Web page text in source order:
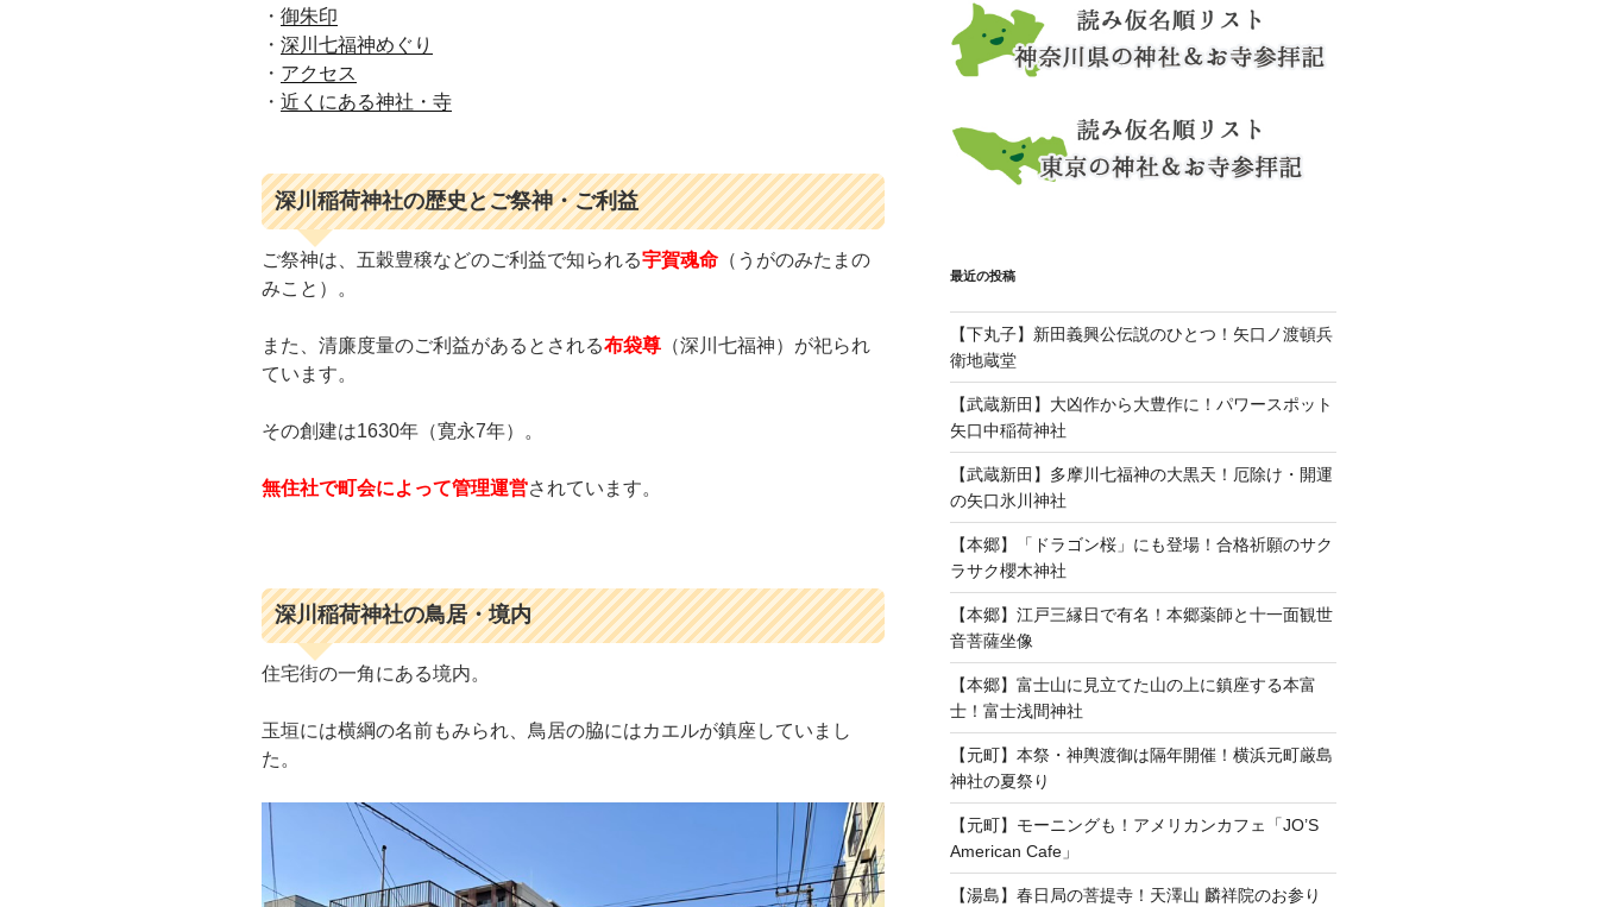
・ 御朱印
・ 深川七福神めぐり
・ アクセス
・ 近くにある神社・寺
深川稲荷神社の歴史とご祭神・ご利益
ご祭神は、五穀豊穣などのご利益で知られる宇賀魂命 （うがのみたまの
みこと）。
また、清廉度量のご利益があるとされる布袋尊 （深川七福神）が祀られ
ています。
その創建は1630年（寛永7年）。
無住社で町会によって管理運営されています。
深川稲荷神社の鳥居・境内
住宅街の一角にある境内。
玉垣には横綱の名前もみられ、鳥居の脇にはカエルが鎮座していまし
た。
最近の投稿
【下丸子】新田義興公伝説のひとつ！矢口ノ渡頓兵
衛地蔵堂
【武蔵新田】大凶作から大豊作に！パワースポット
矢口中稲荷神社
【武蔵新田】多摩川七福神の大黒天！厄除け・開運
の矢口氷川神社
【本郷】「ドラゴン桜」にも登場！合格祈願のサク
ラサク櫻木神社
【本郷】江戸三縁日で有名！本郷薬師と十一面観世
音菩薩坐像
【本郷】富士山に見立てた山の上に鎮座する本富
士！富士浅間神社
【元町】本祭・神輿渡御は隔年開催！横浜元町厳島
神社の夏祭り
【元町】モーニングも！アメリカンカフェ「JO’S
American Cafe」
【湯島】春日局の菩提寺！天澤山 麟祥院のお参り